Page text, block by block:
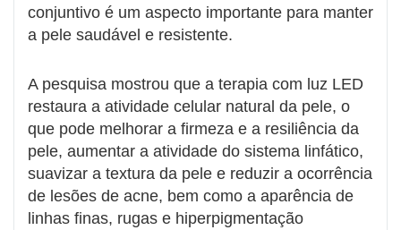
conjuntivo é um aspecto importante para manter
a pele saudável e resistente.
A pesquisa mostrou que a terapia com luz LED
restaura a atividade celular natural da pele, o
que pode melhorar a firmeza e a resiliência da
pele, aumentar a atividade do sistema linfático,
suavizar a textura da pele e reduzir a ocorrência
de lesões de acne, bem como a aparência de
linhas finas, rugas e hiperpigmentação